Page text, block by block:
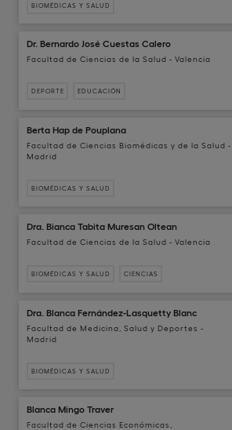
BIOMÉDICAS Y SALUD
Dr. Bernardo José Cuestas Calero
Facultad de Ciencias de la Salud - Valencia
DEPORTE EDUCACIÓN
Berta Hap de Pouplana
Facultad de Ciencias Biomédicas y de la Salud -
Madrid
BIOMÉDICAS Y SALUD
Dra. Bianca Tabita Muresan Oltean
Facultad de Ciencias de la Salud - Valencia
BIOMÉDICAS Y SALUD CIENCIAS
Dra. Blanca Fernández-Lasquetty Blanc
Facultad de Medicina, Salud y Deportes -
Madrid
BIOMÉDICAS Y SALUD
Blanca Mingo Traver
Facultad de Ciencias Económicas,